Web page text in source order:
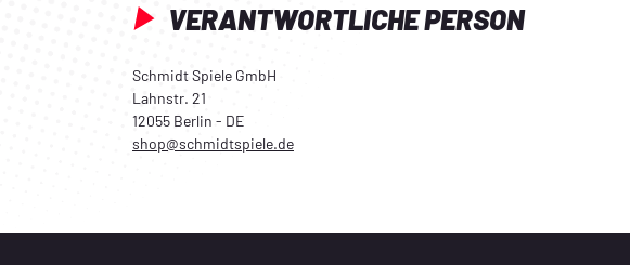
VERANTWORTLICHE PERSON
Schmidt Spiele GmbH
Lahnstr. 21
12055 Berlin - DE
shop@schmidtspiele.de